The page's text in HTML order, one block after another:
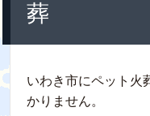
葬
いわき市にペット火
かりません。